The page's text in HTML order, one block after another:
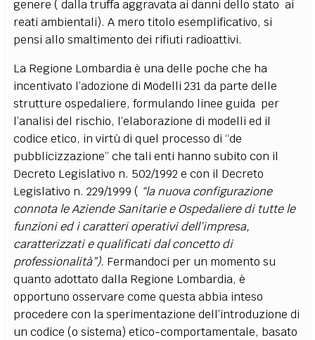
genere ( dalla truffa aggravata ai danni dello stato ai
reati ambientali). A mero titolo esemplificativo, si
pensi allo smaltimento dei rifiuti radioattivi.
La Regione Lombardia è una delle poche che ha
incentivato l’adozione di Modelli 231 da parte delle
strutture ospedaliere, formulando linee guida per
l’analisi del rischio, l’elaborazione di modelli ed il
codice etico, in virtù di quel processo di “de
pubblicizzazione” che tali enti hanno subito con il
Decreto Legislativo n. 502/1992 e con il Decreto
Legislativo n. 229/1999 ( “la nuova configurazione
connota le Aziende Sanitarie e Ospedaliere di tutte le
funzioni ed i caratteri operativi dell’impresa,
caratterizzati e qualificati dal concetto di
professionalità”). Fermandoci per un momento su
quanto adottato dalla Regione Lombardia, è
opportuno osservare come questa abbia inteso
procedere con la sperimentazione dell’introduzione di
un codice (o sistema) etico-comportamentale, basato